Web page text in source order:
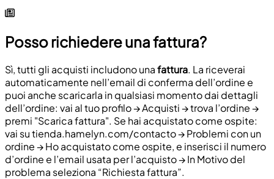
Posso richiedere una fattura?
Sì, tutti gli acquisti includono unafattura. La riceverai
automaticamente nell’email di conferma dell’ordine e
puoi anche scaricarla in qualsiasi momento dai dettagli
dell’ordine: vai al tuo profilo → Acquisti → trova l’ordine →
premi "Scarica fattura". Se hai acquistato come ospite:
vai su tienda.hamelyn.com/contacto → Problemi con un
ordine → Ho acquistato come ospite, e inserisci il numero
d’ordine e l’email usata per l’acquisto → In Motivo del
problema seleziona “Richiesta fattura”.